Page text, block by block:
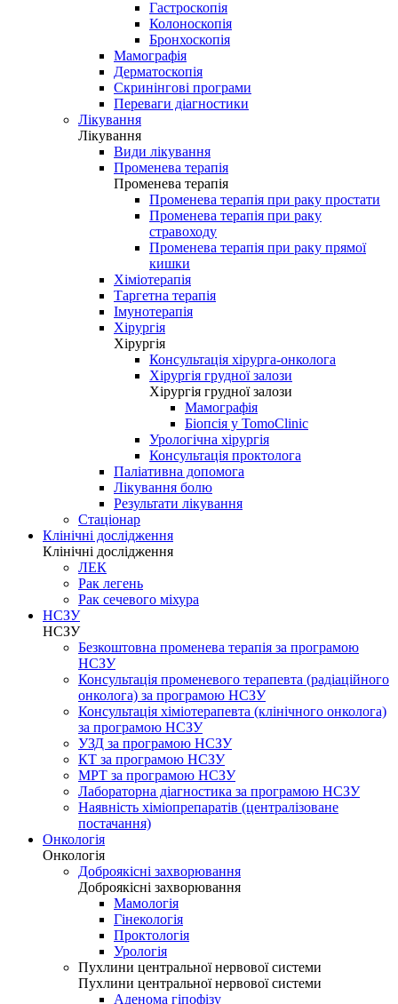
Гастроскопія
Колоноскопія
Бронхоскопія
Мамографія
Дерматоскопія
Скринінгові програми
Переваги діагностики
Лікування
Лікування
Види лікування
Променева терапія
Променева терапія
Променева терапія при раку простати
Променева терапія при раку
стравоходу
Променева терапія при раку прямої
кишки
Хіміотерапія
Таргетна терапія
Імунотерапія
Хірургія
Хірургія
Консультація хірурга-онколога
Хірургія грудної залози
Хірургія грудної залози
Мамографія
Біопсія у TomoClinic
Урологічна хірургія
Консультація проктолога
Паліативна допомога
Лікування болю
Результати лікування
Стаціонар
Клінічні дослідження
Клінічні дослідження
ЛЕК
Рак легень
Рак сечевого міхура
НСЗУ
НСЗУ
Безкоштовна променева терапія за програмою
НСЗУ
Консультація променевого терапевта (радіаційного
онколога) за програмою НСЗУ
Консультація хіміотерапевта (клінічного онколога)
за програмою НСЗУ
УЗД за програмою НСЗУ
КТ за програмою НСЗУ
МРТ за програмою НСЗУ
Лабораторна діагностика за програмою НСЗУ
Наявність хіміопрепаратів (централізоване
постачання)
Онкологія
Онкологія
Доброякісні захворювання
Доброякісні захворювання
Мамологія
Гінекологія
Проктологія
Урологія
Пухлини центральної нервової системи
Пухлини центральної нервової системи
Аденома гіпофізу